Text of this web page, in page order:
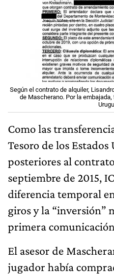
Según el contrato de alquiler,
de Mascherano. Por la
Como las
Tesoro de los Estados
posteriores al
septiembre de 2015,
diferencia temporal
giros y la “inversión”
primera
El asesor de
jugador había